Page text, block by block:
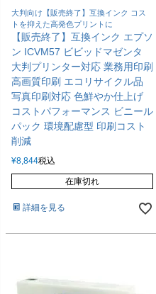
大判向け【販売終了】互換インク コス
トを抑えた高発色プリントに
【販売終了】互換インク エプソ
ン ICVM57 ビビッドマゼンタ
大判プリンター対応 業務用印刷
高画質印刷 エコリサイクル品
写真印刷対応 色鮮やか仕上げ
コストパフォーマンス ビニール
パック 環境配慮型 印刷コスト
削減
¥8,844税込
在庫切れ
詳細を見る